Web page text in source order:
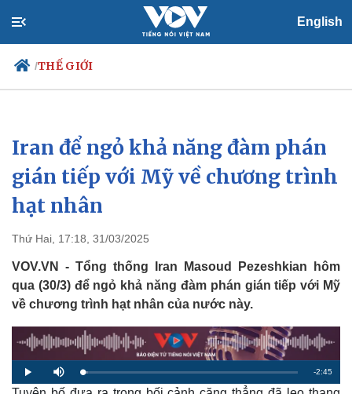
English
/THẾ GIỚI
Chính trị
Đảng
Tổ chức nhân sự
Quốc hội
Nhận diện sự thật
Xã hội
Tin 24h
Dự báo thời tiết
Iran để ngỏ khả năng đàm phán
gián tiếp với Mỹ về chương trình
hạt nhân
Thứ Hai, 17:18, 31/03/2025
VOV.VN - Tổng thống Iran Masoud Pezeshkian hôm
qua (30/3) để ngỏ khả năng đàm phán gián tiếp với Mỹ
về chương trình hạt nhân của nước này.
P
l
a
M
u
t
L
o
a
R
-2:45